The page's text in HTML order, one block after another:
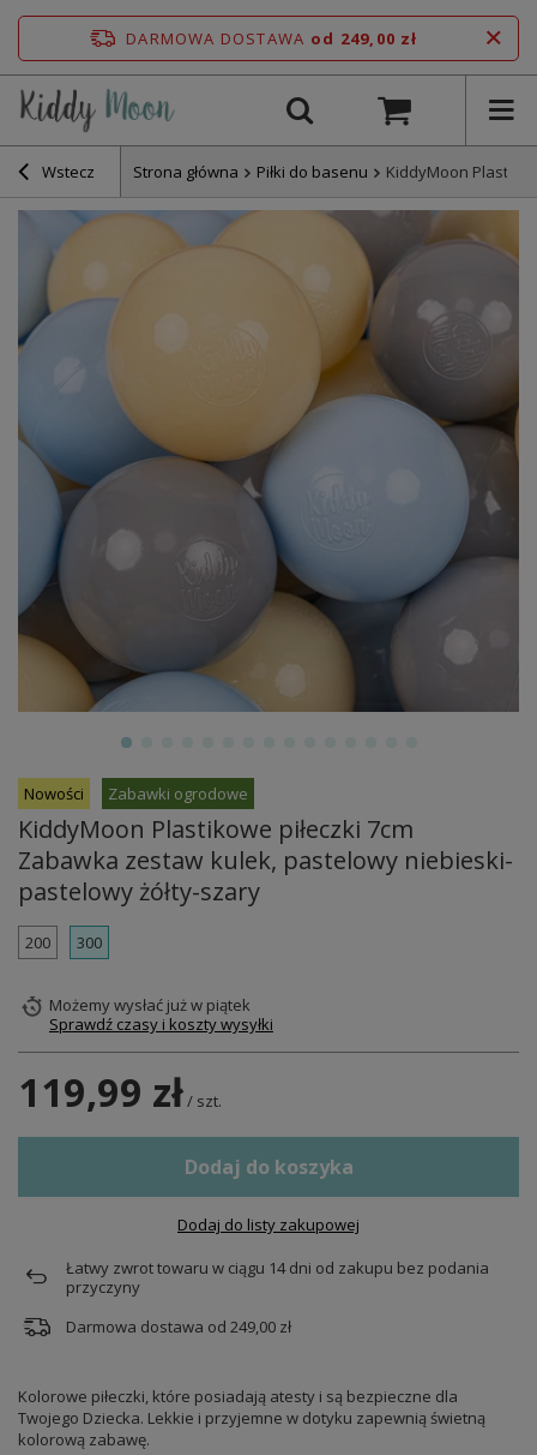
DARMOWA DOSTAWA od 249,00 zł
Wstecz Strona główna Piłki do basenu KiddyMoon
Nowości Zabawki ogrodowe
KiddyMoon Plastikowe piłeczki 7cm
Zabawka zestaw kulek, pastelowy niebieski-
pastelowy żółty-szary
200 300
Możemy wysłać jużw piątek
Sprawdź czasy i koszty wysyłki
119,99 zł/ szt.
Dodaj do koszyka
Dodaj do listy zakupowej
Łatwy zwrot towaru w ciągu 14dni od zakupu bez podania
przyczyny
Darmowa dostawa od 249,00 zł
Kolorowe piłeczki, które posiadają atesty i są bezpieczne dla
Twojego Dziecka. Lekkie i przyjemne w dotyku zapewnią świetną
kolorową zabawę.